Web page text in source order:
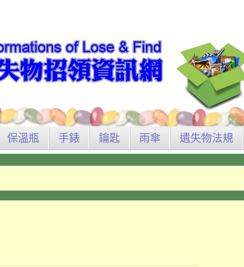
保溫瓶 手錶 鑰匙 雨傘 遺失物法規